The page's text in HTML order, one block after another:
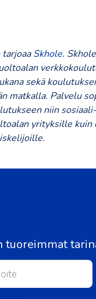
Skhole.
sekä
matkalla. Palvelu
niin
yrityksille kuin
tuoreimmat